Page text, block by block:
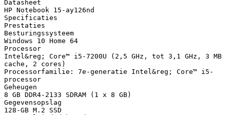
Datasheet
HP Notebook 15-ay126nd
Specificaties
Prestaties
Besturingssysteem
Windows 10 Home 64
Processor
Intel&reg; Core™ i5-7200U (2,5 GHz, tot 3,1 GHz, 3 MB
cache, 2 cores)
Processorfamilie: 7e-generatie Intel&reg; Core™ i5-
processor
Geheugen
8 GB DDR4-2133 SDRAM (1 x 8 GB)
Gegevensopslag
128-GB M.2 SSD